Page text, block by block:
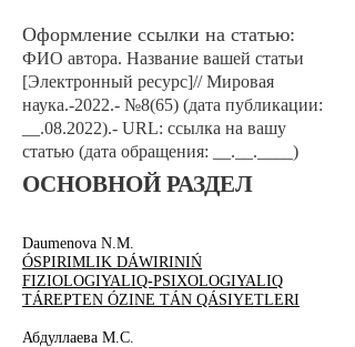
Оформление ссылки на статью:
ФИО автора. Название вашей статьи
[Электронный ресурс]// Мировая
наука.-2022.- №8(65) (дата публикации:
__.08.2022).- URL: ссылка на вашу
статью (дата обращения: __.__.____)
ОСНОВНОЙ РАЗДЕЛ
Daumenova N.M.
ÓSPIRIMLIK DÁWIRINIŃ
FIZIOLOGIYALIQ-PSIXOLOGIYALIQ
TÁREPTEN ÓZINE TÁN QÁSIYETLERI
Абдуллаева М.С.